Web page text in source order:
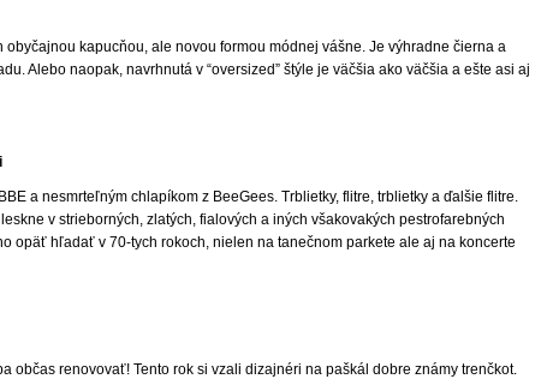
obyčajnou kapucňou, ale novou formou módnej vášne. Je výhradne čierna a
Alebo naopak, navrhnutá v “oversized” štýle je väčšia ako väčšia a ešte asi aj
a nesmrteľným chlapíkom z BeeGees. Trblietky, flitre, trblietky a ďalšie flitre.
v strieborných, zlatých, fialových a iných všakovakých pestrofarebných
opäť hľadať v 70-tych rokoch, nielen na tanečnom parkete ale aj na koncerte
občas renovovať! Tento rok si vzali dizajnéri na paškál dobre známy trenčkot.